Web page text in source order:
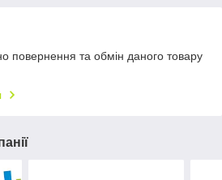
повернення та обмін даного товару